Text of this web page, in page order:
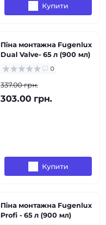
Купити
Піна монтажна Fugenlux
Dual Valve- 65 л (900 мл)
0
337.00 грн.
303.00 грн.
Купити
Піна монтажна Fugenlux
Profi - 65 л (900 мл)